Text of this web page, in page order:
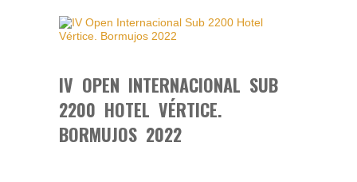
IV OPEN INTERNACIONAL SUB
2200 HOTEL VÉRTICE.
BORMUJOS 2022